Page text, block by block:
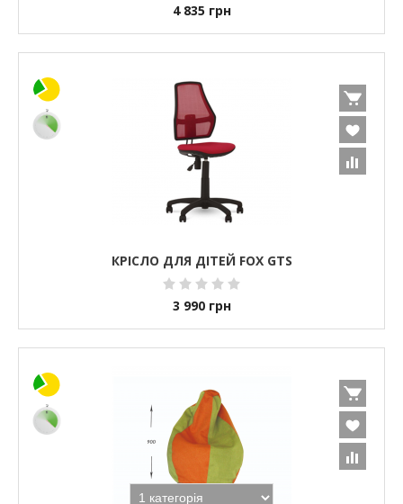
4 835 грн
КРІСЛО ДЛЯ ДІТЕЙ FOX GTS
3 990 грн